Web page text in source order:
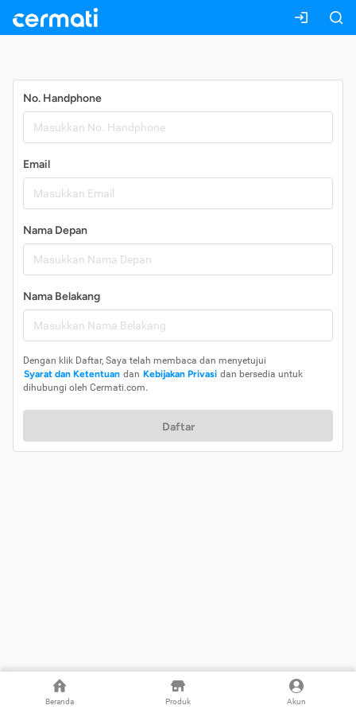
Beranda Produk Akun
No. Handphone
Email
Nama Depan
Nama Belakang
Dengan klik Daftar, Saya telah membaca dan menyetujui
Syarat dan Ketentuan dan Kebijakan Privasi dan bersedia untuk
dihubungi oleh Cermati.com.
Daftar